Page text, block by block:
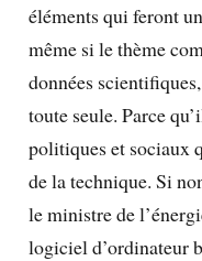
éléments qui feront
même si le thème
données
toute seule. Parce
politiques et sociaux
de la technique. Si
le ministre de
logiciel d’ordinateur